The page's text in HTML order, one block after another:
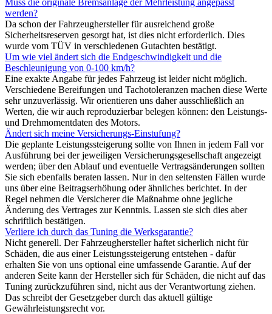
werden?
Da schon der Fahrzeughersteller für ausreichend große
Sicherheitsreserven gesorgt hat, ist dies nicht erforderlich. Dies
wurde vom TÜV in verschiedenen Gutachten bestätigt.
Um wie viel ändert sich die Endgeschwindigkeit und die
Beschleunigung von 0-100 km/h?
Eine exakte Angabe für jedes Fahrzeug ist leider nicht möglich.
Verschiedene Bereifungen und Tachotoleranzen machen diese Werte
sehr unzuverlässig. Wir orientieren uns daher ausschließlich an
Werten, die wir auch reproduzierbar belegen können: den Leistungs-
und Drehmomentdaten des Motors.
Ändert sich meine Versicherungs-Einstufung?
Die geplante Leistungssteigerung sollte von Ihnen in jedem Fall vor
Ausführung bei der jeweiligen Versicherungsgesellschaft angezeigt
werden; über den Ablauf und eventuelle Vertragsänderungen sollten
Sie sich ebenfalls beraten lassen. Nur in den seltensten Fällen wurde
uns über eine Beitragserhöhung oder ähnliches berichtet. In der
Regel nehmen die Versicherer die Maßnahme ohne jegliche
Änderung des Vertrages zur Kenntnis. Lassen sie sich dies aber
schriftlich bestätigen.
Verliere ich durch das Tuning die Werksgarantie?
Nicht generell. Der Fahrzeughersteller haftet sicherlich nicht für
Schäden, die aus einer Leistungssteigerung entstehen - dafür
erhalten Sie von uns optional eine umfassende Garantie. Auf der
anderen Seite kann der Hersteller sich für Schäden, die nicht auf das
Tuning zurückzuführen sind, nicht aus der Verantwortung ziehen.
Das schreibt der Gesetzgeber durch das aktuell gültige
Gewährleistungsrecht vor.